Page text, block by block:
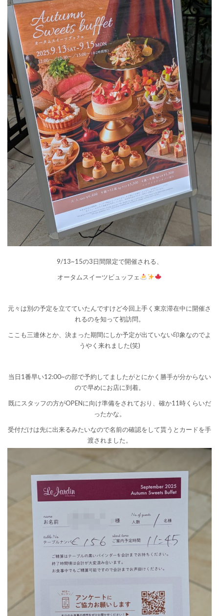
9/13~15の3日間限定で開催される、
オータムスイーツビュッフェ
元々は別の予定を立てていたんですけど今回上手く東京滞在中に開催さ
れるのを知って初訪問。
ここも三連休とか、決まった期間にしか予定が出ていない印象なのでよ
うやく来れました(笑)
当日1番早い12:00~の部で予約してましたがとにかく勝手が分からない
ので早めにお店に到着。
既にスタッフの方がOPENに向け準備をされており、確か11時くらいだ
ったかな。
受付だけは先に出来るみたいなので名前の確認をして貰うとカードを手
渡されました。